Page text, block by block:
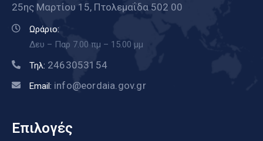
25ης Μαρτίου 15, Πτολεμαΐδα 502 00
Ωράριο:
Δευ – Παρ 7.00 πμ – 15.00 μμ
Τηλ: 2463053154
Email: info@eordaia.gov.gr
Επιλογές